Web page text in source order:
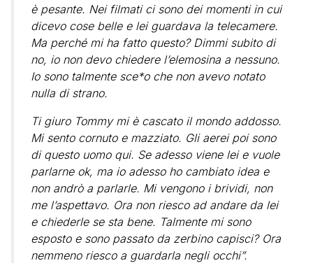
è pesante. Nei filmati ci sono dei momenti in cui
dicevo cose belle e lei guardava la telecamere.
Ma perché mi ha fatto questo? Dimmi subito di
no, io non devo chiedere l’elemosina a nessuno.
Io sono talmente sce*o che non avevo notato
nulla di strano.
Ti giuro Tommy mi è cascato il mondo addosso.
Mi sento cornuto e mazziato. Gli aerei poi sono
di questo uomo qui. Se adesso viene lei e vuole
parlarne ok, ma io adesso ho cambiato idea e
non andrò a parlarle. Mi vengono i brividi, non
me l’aspettavo. Ora non riesco ad andare da lei
e chiederle se sta bene. Talmente mi sono
esposto e sono passato da zerbino capisci? Ora
nemmeno riesco a guardarla negli occhi”.